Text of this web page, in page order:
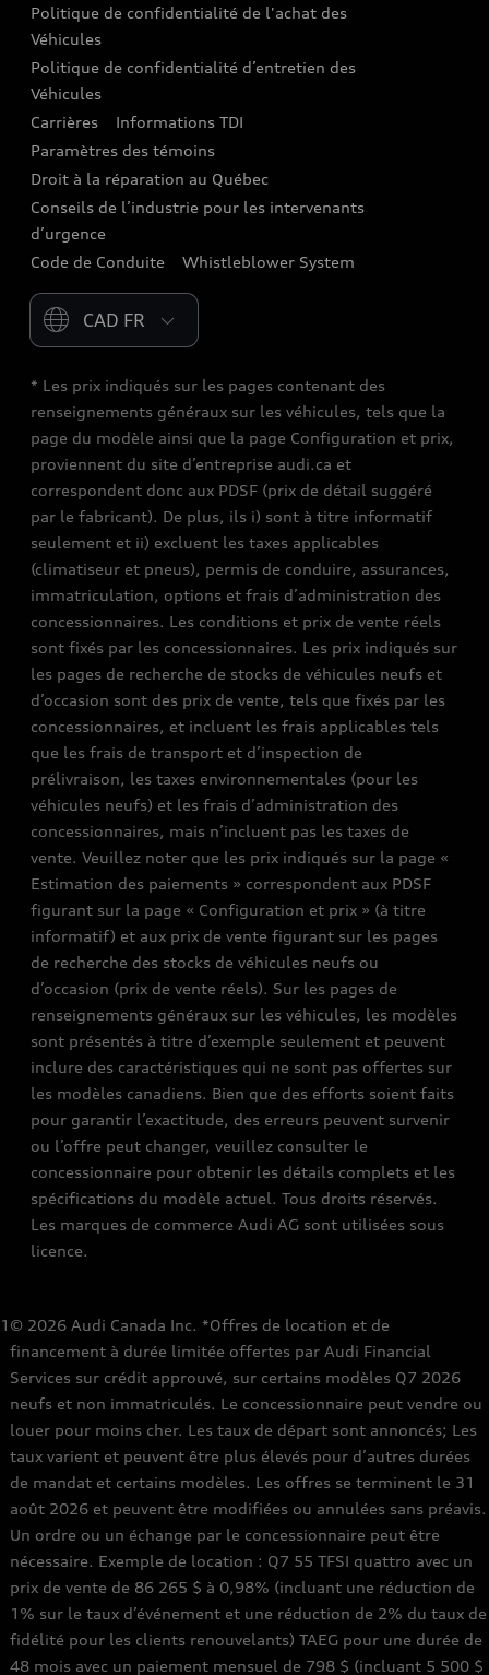
Audi Care
Centres de carrosserie Audi
Garanties Audi et couverture
Politique de confidentialité de l'achat des
Véhicules
Politique de confidentialité d’entretien des
Véhicules
Carrières
Informations TDI
Paramètres des témoins
Droit à la réparation au Québec
Conseils de l’industrie pour les intervenants
d’urgence
Code de Conduite
Whistleblower System
Please select country
* Les prix indiqués sur les pages contenant des
renseignements généraux sur les véhicules, tels que la
page du modèle ainsi que la page Configuration et prix,
proviennent du site d’entreprise audi.ca et
correspondent donc aux PDSF (prix de détail suggéré
par le fabricant). De plus, ils i) sont à titre informatif
seulement et ii) excluent les taxes applicables
(climatiseur et pneus), permis de conduire, assurances,
immatriculation, options et frais d’administration des
concessionnaires. Les conditions et prix de vente réels
sont fixés par les concessionnaires. Les prix indiqués sur
les pages de recherche de stocks de véhicules neufs et
d’occasion sont des prix de vente, tels que fixés par les
concessionnaires, et incluent les frais applicables tels
que les frais de transport et d’inspection de
prélivraison, les taxes environnementales (pour les
véhicules neufs) et les frais d’administration des
concessionnaires, mais n’incluent pas les taxes de
vente. Veuillez noter que les prix indiqués sur la page «
Estimation des paiements » correspondent aux PDSF
figurant sur la page « Configuration et prix » (à titre
informatif) et aux prix de vente figurant sur les pages
de recherche des stocks de véhicules neufs ou
d’occasion (prix de vente réels). Sur les pages de
renseignements généraux sur les véhicules, les modèles
sont présentés à titre d’exemple seulement et peuvent
inclure des caractéristiques qui ne sont pas offertes sur
les modèles canadiens. Bien que des efforts soient faits
pour garantir l’exactitude, des erreurs peuvent survenir
ou l’offre peut changer, veuillez consulter le
concessionnaire pour obtenir les détails complets et les
spécifications du modèle actuel. Tous droits réservés.
Les marques de commerce Audi AG sont utilisées sous
licence.
1 © 2026 Audi Canada Inc. *Offres de location et de
financement à durée limitée offertes par Audi Financial
Services sur crédit approuvé, sur certains modèles Q7 2026
neufs et non immatriculés. Le concessionnaire peut vendre ou
louer pour moins cher. Les taux de départ sont annoncés; Les
taux varient et peuvent être plus élevés pour d’autres durées
de mandat et certains modèles. Les offres se terminent le 31
août 2026 et peuvent être modifiées ou annulées sans préavis.
Un ordre ou un échange par le concessionnaire peut être
nécessaire. Exemple de location : Q7 55 TFSI quattro avec un
prix de vente de 86 265 $ à 0,98% (incluant une réduction de
1% sur le taux d’événement et une réduction de 2% du taux de
fidélité pour les clients renouvelants) TAEG pour une durée de
48 mois avec un paiement mensuel de 798 $ (incluant 5 500 $